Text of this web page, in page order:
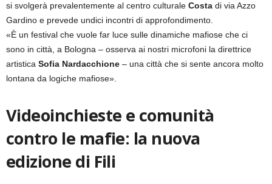
si svolgerà prevalentemente al centro culturale Costa di via Azzo
Gardino e prevede undici incontri di approfondimento.
«È un festival che vuole far luce sulle dinamiche mafiose che ci
sono in città, a Bologna – osserva ai nostri microfoni la direttrice
artistica Sofia Nardacchione – una città che si sente ancora molto
lontana da logiche mafiose».
Videoinchieste e comunità
contro le mafie: la nuova
edizione di Fili